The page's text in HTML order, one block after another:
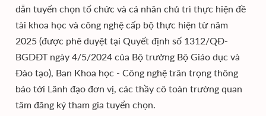
dẫn tuyển chọn tổ chức và cá nhân chủ trì thực hiện đề
tài khoa học và công nghệ cấp bộ thực hiện từ năm
2025 (được phê duyệt tại Quyết định số 1312/QĐ-
BGDĐT ngày 4/5/2024 của Bộ trưởng Bộ Giáo dục và
Đào tạo), Ban Khoa học - Công nghệ trân trọng thông
báo tới Lãnh đạo đơn vị, các thầy cô toàn trường quan
tâm đăng ký tham gia tuyển chọn.